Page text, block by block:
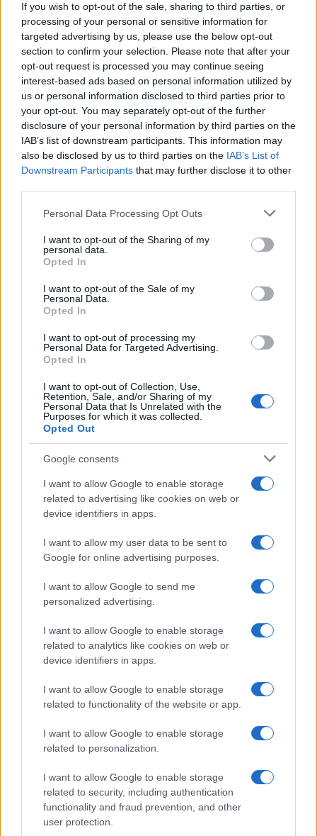
If you wish to opt-out of the sale, sharing to third parties, or
processing of your personal or sensitive information for
targeted advertising by us, please use the below opt-out
section to confirm your selection. Please note that after your
opt-out request is processed you may continue seeing
interest-based ads based on personal information utilized by
us or personal information disclosed to third parties prior to
your opt-out. You may separately opt-out of the further
disclosure of your personal information by third parties on the
IAB’s list of downstream participants. This information may
also be disclosed by us to third parties on the IAB’s List of
Downstream Participants that may further disclose it to other
Please note that this website/app uses one or more Google
not limited to your visit or usage behaviour. You may click to
grant or deny consent to Google and its third-party tags to
use your data for below specified purposes in below Google
consent section.
Personal Data Processing Opt Outs
I want to opt-out of the Sharing of my
personal data.
Opted In
I want to opt-out of the Sale of my
Personal Data.
Opted In
I want to opt-out of processing my
Personal Data for Targeted Advertising.
Opted In
I want to opt-out of Collection, Use,
Retention, Sale, and/or Sharing of my
Personal Data that Is Unrelated with the
Purposes for which it was collected.
Opted Out
Google consents
I want to allow Google to enable storage
related to advertising like cookies on web or
device identifiers in apps.
I want to allow my user data to be sent to
Google for online advertising purposes.
I want to allow Google to send me
personalized advertising.
I want to allow Google to enable storage
related to analytics like cookies on web or
device identifiers in apps.
I want to allow Google to enable storage
related to functionality of the website or app.
I want to allow Google to enable storage
related to personalization.
I want to allow Google to enable storage
related to security, including authentication
functionality and fraud prevention, and other
user protection.
beküldeni az alábbi címre:
Magyar Napló Kiadó
1450 Budapest, Pf. 77.
Kérjük, hogy a borítékon minden esetben tüntessék
fel: ?Novellapályázat 2019?
A művek beadási határideje: 2019. július 31.
A pályázati művek a határidőig folyamatosan leadhatók.
Pályadíjak:
II. díj: 200.000 Ft
III. díj: 100.000 Ft
Junior-különdíj 25 év alatti alkotóknak: 150.000 Ft
A pályázatok elbírálása: A beadott műveket írókból,
irodalomtörténészekből és szerkesztőkből álló
bírálóbizottság értékeli. A zsűri a beérkezett pályaművek
színvonalától teszi függővé, hogy kiadja-e az első díjat és a
Junior-különdíjat. A kiíró fenntartja a jogot további
A pályázók vállalásai:A pályázók a pályázat beadásával
elfogadják, hogy a díjazott alkotásokat a kiíró szabadon